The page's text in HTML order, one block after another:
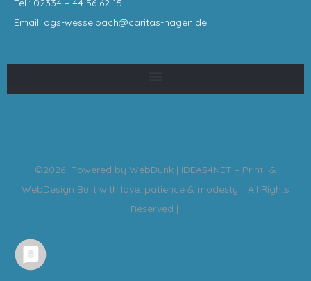
Tel.: 02334 – 44 56 62 15
Email: ogs-wesselbach@caritas-hagen.de
©2026 Powered by WebDunk | IDEAS4NET – Print- &
WebDesign Built with love, patience & modesty. | All Rights
Reserved |